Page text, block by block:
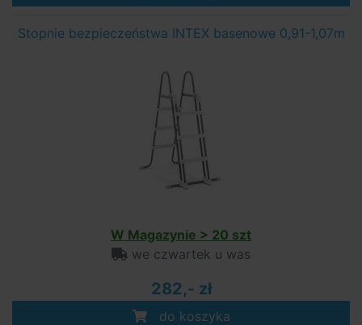
Stopnie bezpieczeństwa INTEX basenowe 0,91-1,07m
W Magazynie > 20 szt
we czwartek u was
282,- zł
do koszyka